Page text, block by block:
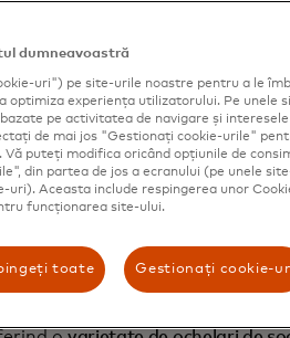
GlassesUSA.comși-au propus
mai accesibil decât alți
acum cel mai mare
dumneavoastră
uri") pe site-urile noastre pentru a le
optimiza experiența utilizatorului. Pe unele
pe activitatea de navigare și
de mai jos "Gestionați cookie-urile"
Vă puteți modifica oricând opțiunile de
din partea de jos a ecranului (pe unele
uri). Aceasta include respingerea unor
funcționarea site-ului.
toate Gestionați cookie-